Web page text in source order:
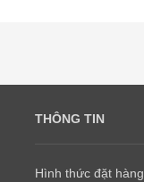
THÔNG TIN
Hình thức đặt hàng